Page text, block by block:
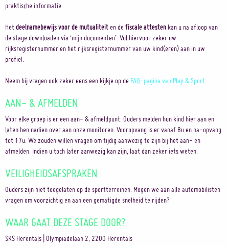
praktische informatie.
Hetdeelnamebewijs voor de mutualiteit en defiscale attesten kan u na afloop van
de stage downloaden via ‘mijn documenten’. Vul hiervoor zeker uw
rijksregisternummer en het rijksregisternummer van uw kind(eren) aan in uw
profiel.
Neem bij vragen ook zeker eens een kijkje op de FAQ-pagina van Play & Sport.
AAN- & AFMELDEN
Voor elke groep is er een aan- & afmeldpunt. Ouders melden hun kind hier aan en
laten hen nadien over aan onze monitoren. Vooropvang is er vanaf 8u en na-opvang
tot 17u. We zouden willen vragen om tijdig aanwezig te zijn bij het aan- en
afmelden. Indien u toch later aanwezig kan zijn, laat dan zeker iets weten.
VEILIGHEIDSAFSPRAKEN
Ouders zijn niet toegelaten op de sportterreinen. Mogen we aan alle automobilisten
vragen om voorzichtig en aan een gematigde snelheid te rijden?
WAAR GAAT DEZE STAGE DOOR?
SKS Herentals | Olympiadelaan 2, 2200 Herentals